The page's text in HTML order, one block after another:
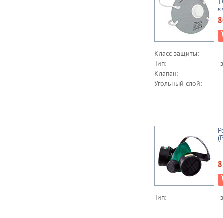
Класс защиты:
Тип:
Клапан:
Угольный слой:
Тип: